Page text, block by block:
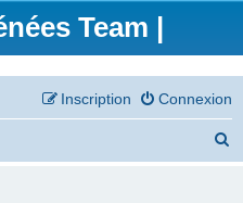
Team |
Connexion
Inscription